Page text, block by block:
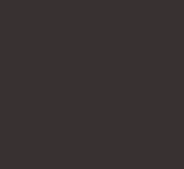
horeca
uitstraling